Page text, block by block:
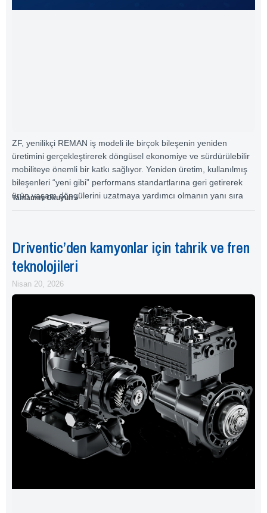
ZF, yenilikçi REMAN iş modeli ile birçok bileşenin yeniden
üretimini gerçekleştirerek döngüsel ekonomiye ve sürdürülebilir
mobiliteye önemli bir katkı sağlıyor. Yeniden üretim, kullanılmış
bileşenleri “yeni gibi” performans standartlarına geri getirerek
ürün yaşam döngülerini uzatmaya yardımcı olmanın yanı sıra
Tamamını Okuyun »
Driventic’den kamyonlar için tahrik ve fren
teknolojileri
Nisan 20, 2026